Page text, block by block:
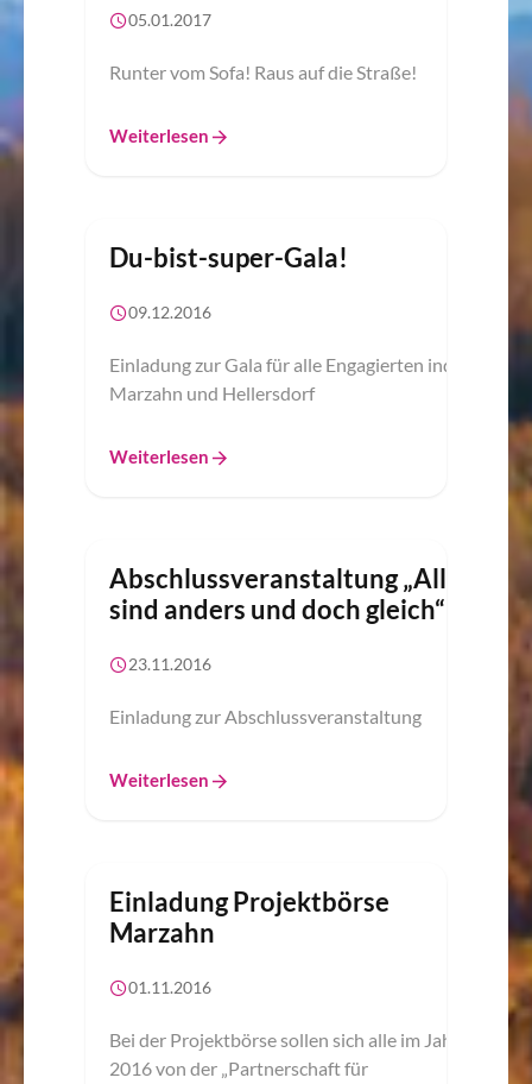
05.01.2017
Runter vom Sofa! Raus auf die Straße!
Weiterlesen
Du-bist-super-Gala!
09.12.2016
Einladung zur Gala für alle Engagierten ind
Marzahn und Hellersdorf
Weiterlesen
Abschlussveranstaltung „Alle
sind anders und doch gleich“
23.11.2016
Einladung zur Abschlussveranstaltung
Weiterlesen
Einladung Projektbörse
Marzahn
01.11.2016
Bei der Projektbörse sollen sich alle im Jahr
2016 von der „Partnerschaft für